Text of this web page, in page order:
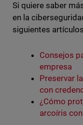
Si quiere saber
en la
siguientes
Consejos
empresa
Preservar
con
¿Cómo
arcoíris